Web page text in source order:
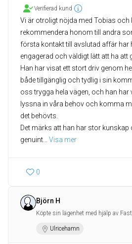
Verifierad kund
Vi är otroligt nöjda med Tobias och
rekommendera honom till andra
första kontakt till avslutad affär har
engagerad och väldigt lätt att ha att
Han har visat ett stort driv genom
både tillgänglig och tydlig i sin
oss trygga hela vägen, och han har
lyssna in våra behov och komma
det behövts.
Det märks att han har stor
genuint
Visa mer
0
Björn H
Köpte sin lägenhet med hjälp av
Ulricehamn